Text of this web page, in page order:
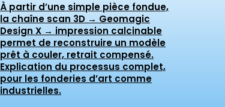
À partir d’une simple pièce fondue,
la chaîne scan 3D → Geomagic
Design X → impression calcinable
permet de reconstruire un modèle
prêt à couler, retrait compensé.
Explication du processus complet,
pour les fonderies d’art comme
industrielles.